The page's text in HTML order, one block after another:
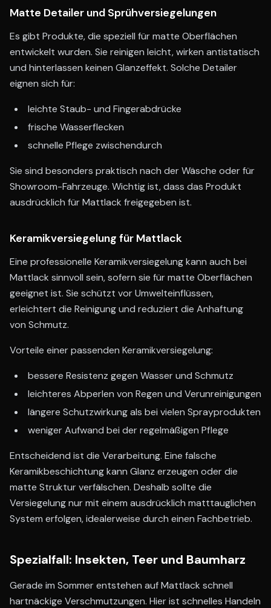
Matte Detailer und Sprühversiegelungen
Es gibt Produkte, die speziell für matte Oberflächen
entwickelt wurden. Sie reinigen leicht, wirken antistatisch
und hinterlassen keinen Glanzeffekt. Solche Detailer
eignen sich für:
leichte Staub- und Fingerabdrücke
frische Wasserflecken
schnelle Pflege zwischendurch
Sie sind besonders praktisch nach der Wäsche oder für
Showroom-Fahrzeuge. Wichtig ist, dass das Produkt
ausdrücklich für Mattlack freigegeben ist.
Keramikversiegelung für Mattlack
Eine professionelle Keramikversiegelung kann auch bei
Mattlack sinnvoll sein, sofern sie für matte Oberflächen
geeignet ist. Sie schützt vor Umwelteinflüssen,
erleichtert die Reinigung und reduziert die Anhaftung
von Schmutz.
Vorteile einer passenden Keramikversiegelung:
bessere Resistenz gegen Wasser und Schmutz
leichteres Abperlen von Regen und Verunreinigungen
längere Schutzwirkung als bei vielen Sprayprodukten
weniger Aufwand bei der regelmäßigen Pflege
Entscheidend ist die Verarbeitung. Eine falsche
Keramikbeschichtung kann Glanz erzeugen oder die
matte Struktur verfälschen. Deshalb sollte die
Versiegelung nur mit einem ausdrücklich matttauglichen
System erfolgen, idealerweise durch einen Fachbetrieb.
Spezialfall: Insekten, Teer und Baumharz
Gerade im Sommer entstehen auf Mattlack schnell
hartnäckige Verschmutzungen. Hier ist schnelles Handeln